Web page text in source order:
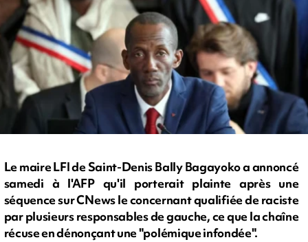
Le maire LFI de Saint-Denis Bally Bagayoko a annoncé
samedi à l'AFP qu'il porterait plainte après une
séquence sur CNews le concernant qualifiée de raciste
par plusieurs responsables de gauche, ce que la chaîne
récuse en dénonçant une "polémique infondée".